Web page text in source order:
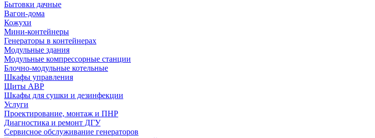
Бытовки дачные
Вагон-дома
Кожухи
Мини-контейнеры
Генераторы в контейнерах
Модульные здания
Модульные компрессорные станции
Блочно-модульные котельные
Шкафы управления
Щиты АВР
Шкафы для сушки и дезинфекции
Услуги
Проектирование, монтаж и ПНР
Диагностика и ремонт ДГУ
Сервисное обслуживание генераторов